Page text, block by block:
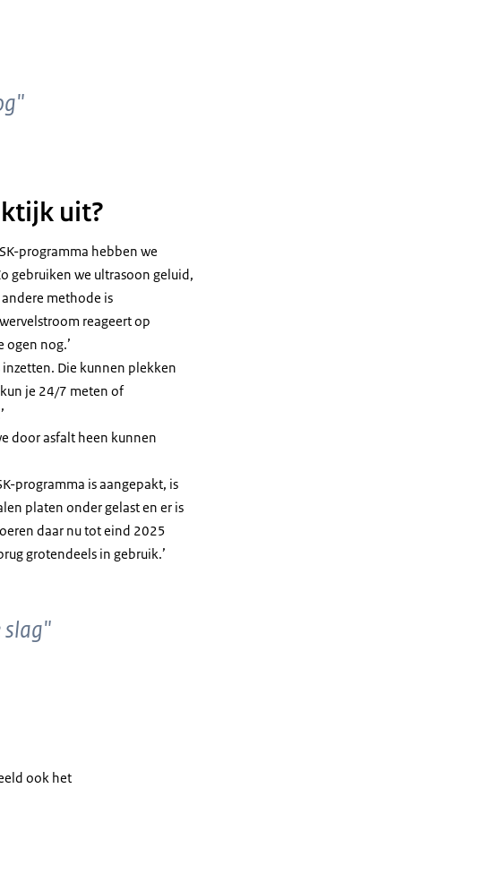
uit?
programma hebben we
gebruiken we ultrasoon geluid,
methode is
reageert op
nog.’
inzetten. Die kunnen plekken
je 24/7 meten of
door asfalt heen kunnen
programma is aangepakt, is
platen onder gelast en er is
daar nu tot eind 2025
grotendeels in gebruik.’
slag"
ook het